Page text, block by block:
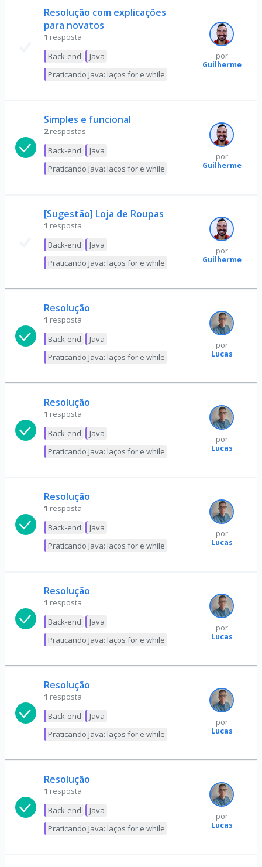
Resolução com explicações
para novatos
1 resposta
Back-end
Java
Praticando Java: laços for e while
por
Guilherme
Simples e funcional
2 respostas
Back-end
Java
Praticando Java: laços for e while
por
Guilherme
[Sugestão] Loja de Roupas
1 resposta
Back-end
Java
Praticando Java: laços for e while
por
Guilherme
Resolução
1 resposta
Back-end
Java
Praticando Java: laços for e while
por
Lucas
Resolução
1 resposta
Back-end
Java
Praticando Java: laços for e while
por
Lucas
Resolução
1 resposta
Back-end
Java
Praticando Java: laços for e while
por
Lucas
Resolução
1 resposta
Back-end
Java
Praticando Java: laços for e while
por
Lucas
Resolução
1 resposta
Back-end
Java
Praticando Java: laços for e while
por
Lucas
Resolução
1 resposta
Back-end
Java
Praticando Java: laços for e while
por
Lucas